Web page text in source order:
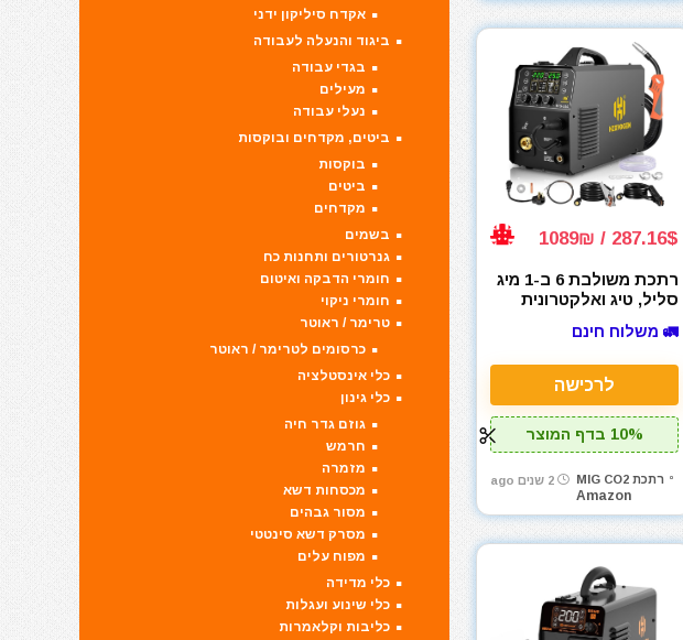
287.16$ / 1089₪
רתכת משולבת 6 ב-1 מיג
סליל, טיג ואלקטרונית
Aluminum MIG Welder
🚛 משלוח חינם
לרכישה
10% בדף המוצר
רתכת MIG CO2
Amazon
2 שנים ago
אקדח סיליקון ידני
ביגוד והנעלה לעבודה
בגדי עבודה
מעילים
נעלי עבודה
ביטים, מקדחים ובוקסות
בוקסות
ביטים
מקדחים
בשמים
גנרטורים ותחנות כח
חומרי הדבקה ואיטום
חומרי ניקוי
טרימר / ראוטר
כרסומים לטרימר / ראוטר
כלי אינסטלציה
כלי גינון
גוזם גדר חיה
חרמש
מזמרה
מכסחות דשא
מסור גבהים
מסרק דשא סינטטי
מפוח עלים
כלי מדידה
כלי שינוע ועגלות
כליבות וקלאמרות